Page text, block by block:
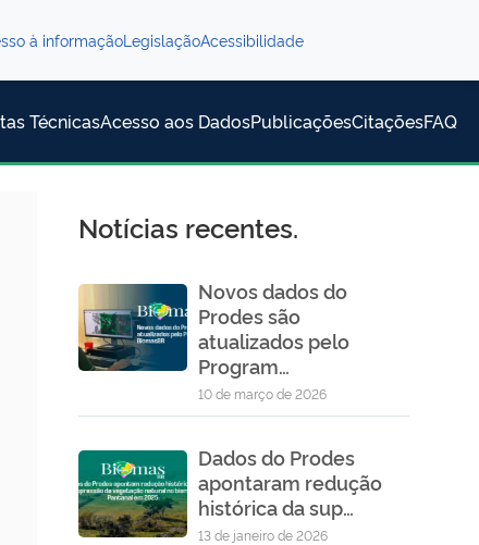
à informaçãoLegislaçãoAcessibilidade
TécnicasAcesso aos DadosPublicaçõesCitaçõesFAQ
Notícias recentes.
Novos dados do
Prodes são
atualizados pelo
Program…
10 de março de 2026
Dados do Prodes
apontaram redução
histórica da sup…
13 de janeiro de 2026